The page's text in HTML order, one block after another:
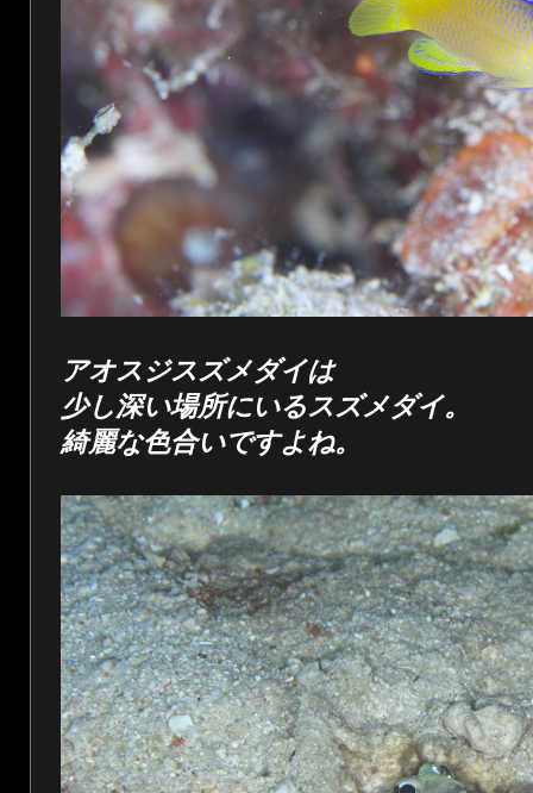
アオスジスズメダイは
少し深い場所にいるスズメダイ。
綺麗な色合いですよね。